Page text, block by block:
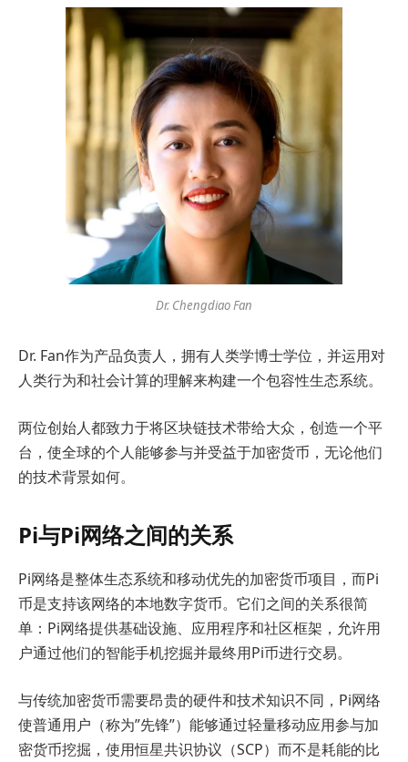
Dr. Chengdiao Fan
Dr. Fan作为产品负责人，拥有人类学博士学位，并运用对
人类行为和社会计算的理解来构建一个包容性生态系统。
两位创始人都致力于将区块链技术带给大众，创造一个平
台，使全球的个人能够参与并受益于加密货币，无论他们
的技术背景如何。
Pi与Pi网络之间的关系
Pi网络是整体生态系统和移动优先的加密货币项目，而Pi
币是支持该网络的本地数字货币。它们之间的关系很简
单：Pi网络提供基础设施、应用程序和社区框架，允许用
户通过他们的智能手机挖掘并最终用Pi币进行交易。
与传统加密货币需要昂贵的硬件和技术知识不同，Pi网络
使普通用户（称为”先锋”）能够通过轻量移动应用参与加
密货币挖掘，使用恒星共识协议（SCP）而不是耗能的比